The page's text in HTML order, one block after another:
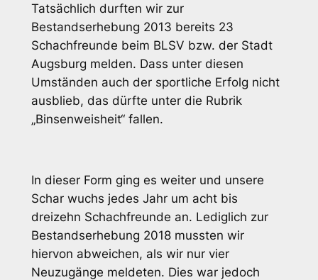
Tatsächlich durften wir zur
Bestandserhebung 2013 bereits 23
Schachfreunde beim BLSV bzw. der Stadt
Augsburg melden. Dass unter diesen
Umständen auch der sportliche Erfolg nicht
ausblieb, das dürfte unter die Rubrik
„Binsenweisheit“ fallen.
In dieser Form ging es weiter und unsere
Schar wuchs jedes Jahr um acht bis
dreizehn Schachfreunde an. Lediglich zur
Bestandserhebung 2018 mussten wir
hiervon abweichen, als wir nur vier
Neuzugänge meldeten. Dies war jedoch